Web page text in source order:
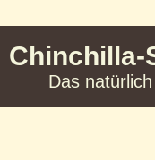
Chinchilla-
Das